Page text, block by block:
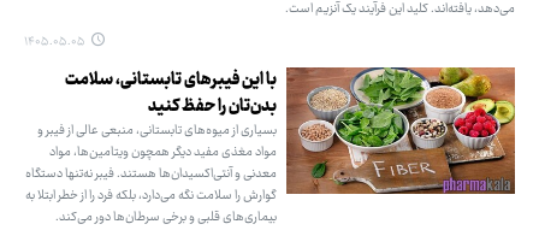
می‌دهد، یافته‌اند. کلید این فرآیند یک آنزیم است.
۱۴۰۵.۰۵.۰۵
با این فیبرهای تابستانی، سلامت
بدن‌تان را حفظ کنید
بسیاری از میوه‌های تابستانی، منبعی عالی از فیبر و
مواد مغذی مفید دیگر همچون ویتامین‌ها، مواد
معدنی و آنتی‌اکسیدان‌ها هستند. فیبر نه‌تنها دستگاه
گوارش را سلامت نگه‌ می‌دارد، بلکه فرد را از خطر ابتلا به
بیماری‌های قلبی و برخی سرطان‌ها دور می‌کند.